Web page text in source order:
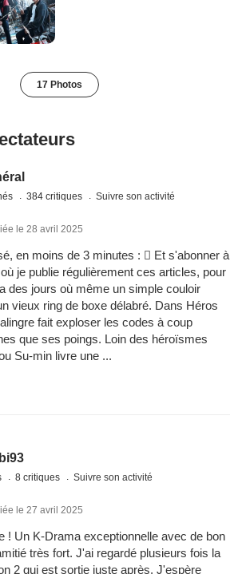
17 Photos
384 critiques Suivre son activité
le 28 avril 2025
en moins de 3 minutes :  Et s'abonner à
je publie régulièrement ces articles, pour
des jours où même un simple couloir
vieux ring de boxe délabré. Dans Héros
fait exploser les codes à coup
que ses poings. Loin des héroïsmes
Su-min livre une ...
8 critiques Suivre son activité
le 27 avril 2025
! Un K-Drama exceptionnelle avec de bon
très fort. J'ai regardé plusieurs fois la
2 qui est sortie juste après. J'espère